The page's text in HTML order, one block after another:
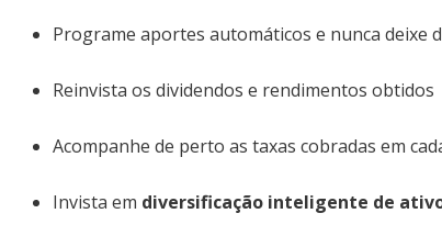
Programe aportes automáticos e nunca deixe
Reinvista os dividendos e rendimentos obtidos
Acompanhe de perto as taxas cobradas em
Invista em diversificação inteligente de